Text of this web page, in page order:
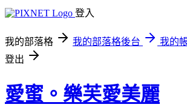
登入
我的部落格 我的部落格後台
我的
登出
愛蜜。樂芙愛美麗